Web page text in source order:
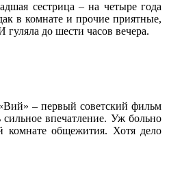
сестрица – на четыре года
в комнате и прочие приятные,
до шести часов вечера.
– первый советский фильм
впечатление. Уж больно
комнате общежития. Хотя дело